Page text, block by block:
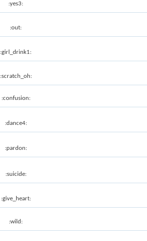
:yes3:
:out:
:girl_drink1:
:scratch_oh:
:confusion:
:dance4:
:pardon:
:suicide:
:give_heart:
:wild: